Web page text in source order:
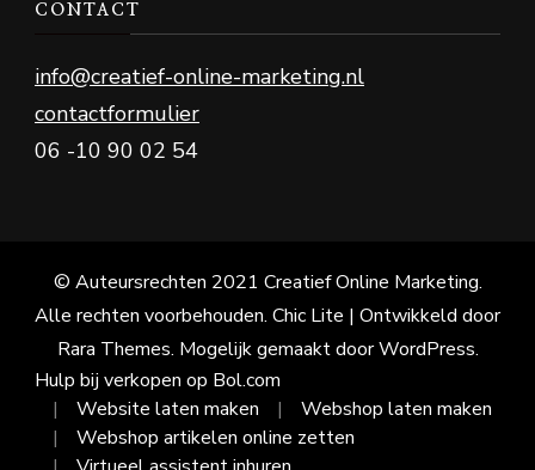
CONTACT
info@creatief-online-marketing.nl
contactformulier
06 -10 90 02 54
© Auteursrechten 2021 Creatief Online Marketing.
Alle rechten voorbehouden. Chic Lite | Ontwikkeld door
Rara Themes. Mogelijk gemaakt doorWordPress.
Hulp bij verkopen op Bol.com
Website laten maken
Webshop laten maken
Webshop artikelen online zetten